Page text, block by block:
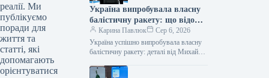
реалії. Ми
публікуємо
поради для
життя та
статті, які
допомагають
орієнтуватися
Україна випробувала власну
балістичну ракету: що відомо
про нову зброю
Карина Павлюк
Сер 6, 2026
Україна успішно випробувала власну
балістичну ракету: деталі від Михайла
своєї каденції на посаді міністра